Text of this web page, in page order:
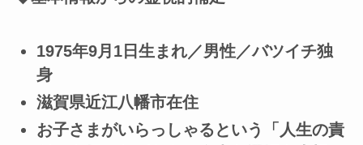
1975年9月1日生まれ／男性／バツイチ独
身
滋賀県近江八幡市在住
お子さまがいらっしゃるという「人生の責